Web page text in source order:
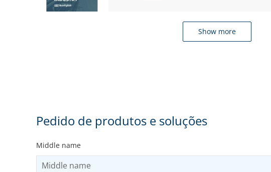
Show more
Pedido de produtos e soluções
Middle name